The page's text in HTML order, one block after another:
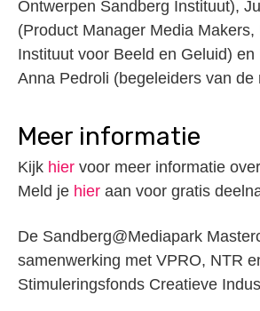
Ontwerpen Sandberg Instituut),
(Product Manager Media Makers,
Instituut voor Beeld en Geluid)
Anna Pedroli (begeleiders van de
Meer informatie
Kijk hier voor meer informatie
Meld je hier aan voor gratis
De Sandberg@Mediapark
samenwerking met VPRO, NTR
Stimuleringsfonds Creatieve